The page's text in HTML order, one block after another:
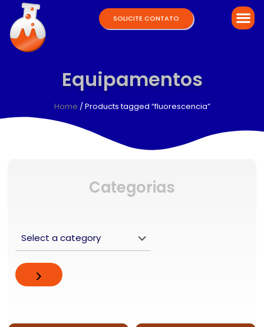
SOLICITE CONTATO
Equipamentos
Home / Products tagged “fluorescencia”
Categorias